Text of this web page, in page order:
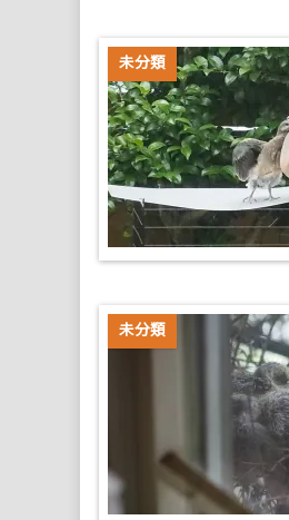
未分類
未分類